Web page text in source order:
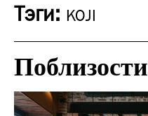
Тэги: KOJI
Поблизости